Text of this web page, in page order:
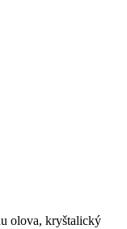
olova, kryštalický